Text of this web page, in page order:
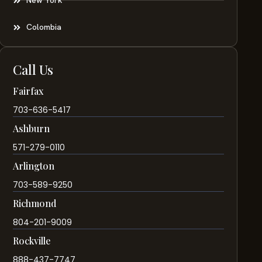
Colombia
Call Us
Fairfax
703-636-5417
Ashburn
571-279-0110
Arlington
703-589-9250
Richmond
804-201-9009
Rockville